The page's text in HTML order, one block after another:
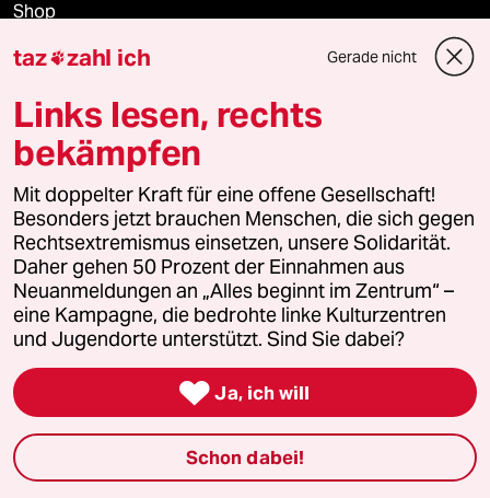
Shop
Anzeigen
Fragen & Hilfe
Feedback
Aboservice
ePaper Login
Downloads für Abonnierende
taz zahl ich Gerade nicht
Links lesen, rechts
bekämpfen
Mit doppelter Kraft für eine offene Gesellschaft!
Besonders jetzt brauchen Menschen, die sich gegen
Rechtsextremismus einsetzen, unsere Solidarität.
Daher gehen 50 Prozent der Einnahmen aus
Neuanmeldungen an „Alles beginnt im Zentrum“ –
eine Kampagne, die bedrohte linke Kulturzentren
und Jugendorte unterstützt. Sind Sie dabei?
 Ja, ich will
Schon dabei!